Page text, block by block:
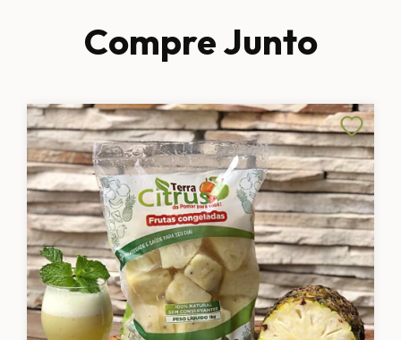
Compre Junto